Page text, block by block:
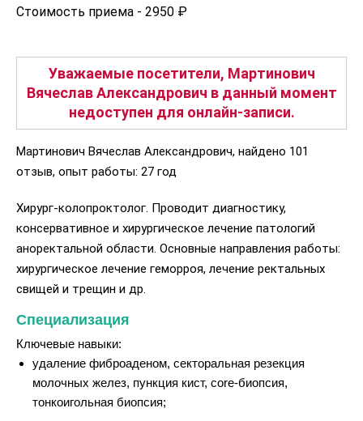
Стоимость приема - 2950 ₽
Уважаемые посетители, Мартинович
Вячеслав Александрович в данный момент
недоступен для онлайн-записи.
Мартинович Вячеслав Александрович, найдено 101
отзыв, опыт работы: 27 год
Хирург-колопроктолог. Проводит диагностику,
консервативное и хирургическое лечение патологий
аноректальной области. Основные направления работы:
хирургическое лечение геморроя, лечение ректальных
свищей и трещин и др.
Специализация
Ключевые навыки:
удаление фиброаденом, секторальная резекция
молочных желез, пункция кист, core-биопсия,
тонкоигольная биопсия;